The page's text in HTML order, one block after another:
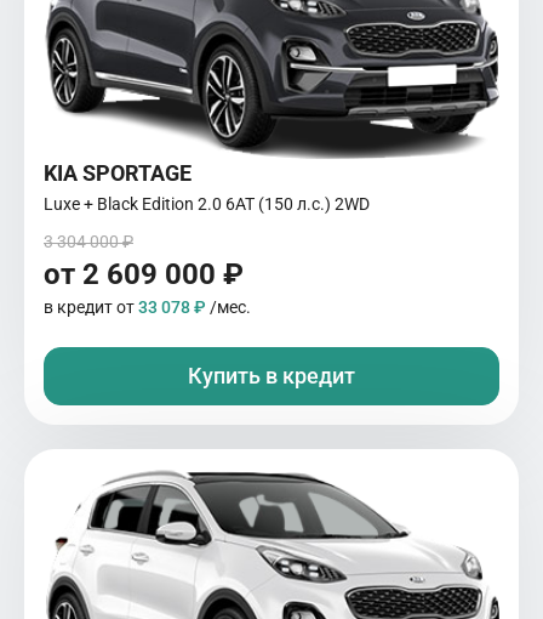
KIA SPORTAGE
Luxe + Black Edition 2.0 6АТ (150 л.с.) 2WD
3 304 000 ₽
от 2 609 000 ₽
в кредит от33 078 ₽ /мес.
Купить в кредит